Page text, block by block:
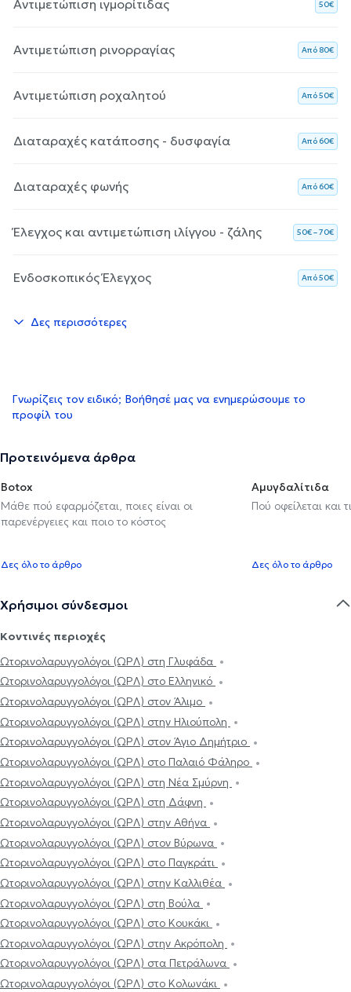
Αντιμετώπιση ιγμορίτιδας 50€
Αντιμετώπιση ρινορραγίας Aπό 80€
Αντιμετώπιση ροχαλητού Aπό 50€
Διαταραχές κατάποσης - δυσφαγία Aπό 60€
Διαταραχές φωνής Aπό 60€
Έλεγχος και αντιμετώπιση ιλίγγου - ζάλης 50€ – 70€
Ενδοσκοπικός Έλεγχος Aπό 50€
Δες περισσότερες
Γνωρίζεις τον ειδικό; Βοήθησέ μας να ενημερώσουμε το
προφίλ του
Προτεινόμενα άρθρα
Botox
Μάθε πού εφαρμόζεται, ποιες είναι οι
παρενέργειες και ποιο το κόστος
Δες όλο το άρθρο
Αμυγδαλίτιδα
Πού οφείλεται και
Δες όλο το άρθρο
Χρήσιμοι σύνδεσμοι
Κοντινές περιοχές
Ωτορινολαρυγγολόγοι (ΩΡΛ) στη Γλυφάδα
Ωτορινολαρυγγολόγοι (ΩΡΛ) στο Ελληνικό
Ωτορινολαρυγγολόγοι (ΩΡΛ) στον Άλιμο
Ωτορινολαρυγγολόγοι (ΩΡΛ) στην Ηλιούπολη
Ωτορινολαρυγγολόγοι (ΩΡΛ) στον Άγιο Δημήτριο
Ωτορινολαρυγγολόγοι (ΩΡΛ) στο Παλαιό Φάληρο
Ωτορινολαρυγγολόγοι (ΩΡΛ) στη Νέα Σμύρνη
Ωτορινολαρυγγολόγοι (ΩΡΛ) στη Δάφνη
Ωτορινολαρυγγολόγοι (ΩΡΛ) στην Αθήνα
Ωτορινολαρυγγολόγοι (ΩΡΛ) στον Βύρωνα
Ωτορινολαρυγγολόγοι (ΩΡΛ) στο Παγκράτι
Ωτορινολαρυγγολόγοι (ΩΡΛ) στην Καλλιθέα
Ωτορινολαρυγγολόγοι (ΩΡΛ) στη Βούλα
Ωτορινολαρυγγολόγοι (ΩΡΛ) στο Κουκάκι
Ωτορινολαρυγγολόγοι (ΩΡΛ) στην Ακρόπολη
Ωτορινολαρυγγολόγοι (ΩΡΛ) στα Πετράλωνα
Ωτορινολαρυγγολόγοι (ΩΡΛ) στο Κολωνάκι